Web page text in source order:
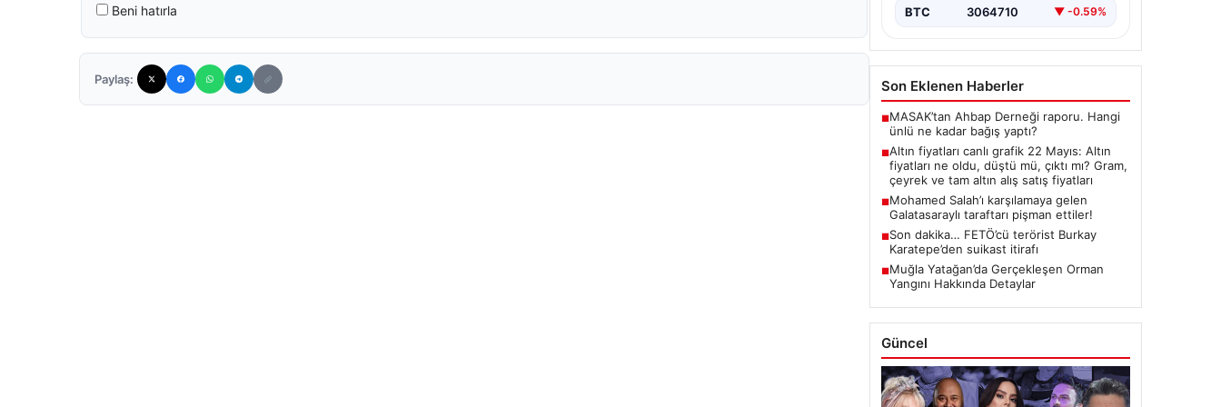
Beni hatırla
Paylaş:
butlan kararı…
BTC 3064710 ▼ -0.59%
Son Eklenen Haberler
■MASAK’tan Ahbap Derneği raporu. Hangi
ünlü ne kadar bağış yaptı?
■Altın fiyatları canlı grafik 22 Mayıs: Altın
fiyatları ne oldu, düştü mü, çıktı mı? Gram,
çeyrek ve tam altın alış satış fiyatları
■Mohamed Salah’ı karşılamaya gelen
Galatasaraylı taraftarı pişman ettiler!
■Son dakika… FETÖ’cü terörist Burkay
Karatepe’den suikast itirafı
■Muğla Yatağan’da Gerçekleşen Orman
Yangını Hakkında Detaylar
Güncel